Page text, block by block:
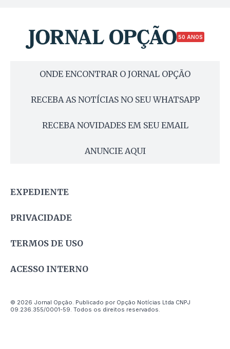
50 ANOS
ONDE ENCONTRAR O JORNAL OPÇÃO
RECEBA AS NOTÍCIAS NO SEU WHATSAPP
RECEBA NOVIDADES EM SEU EMAIL
ANUNCIE AQUI
EXPEDIENTE
PRIVACIDADE
TERMOS DE USO
ACESSO INTERNO
© 2026 Jornal Opção. Publicado por Opção Notícias Ltda CNPJ
09.236.355/0001-59. Todos os direitos reservados.